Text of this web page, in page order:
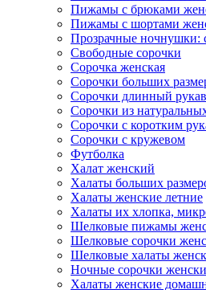
Пижамы с брюками
Пижамы с шортами
Прозрачные ночнушки:
Свободные сорочки
Сорочка женская
Сорочки больших
Сорочки длинный рукав
Сорочки из
Сорочки с коротким
Сорочки с кружевом
Футболка
Халат женский
Халаты больших
Халаты женские летние
Халаты их хлопка,
Шелковые пижамы
Шелковые сорочки
Шелковые халаты
Ночные сорочки
Халаты женские